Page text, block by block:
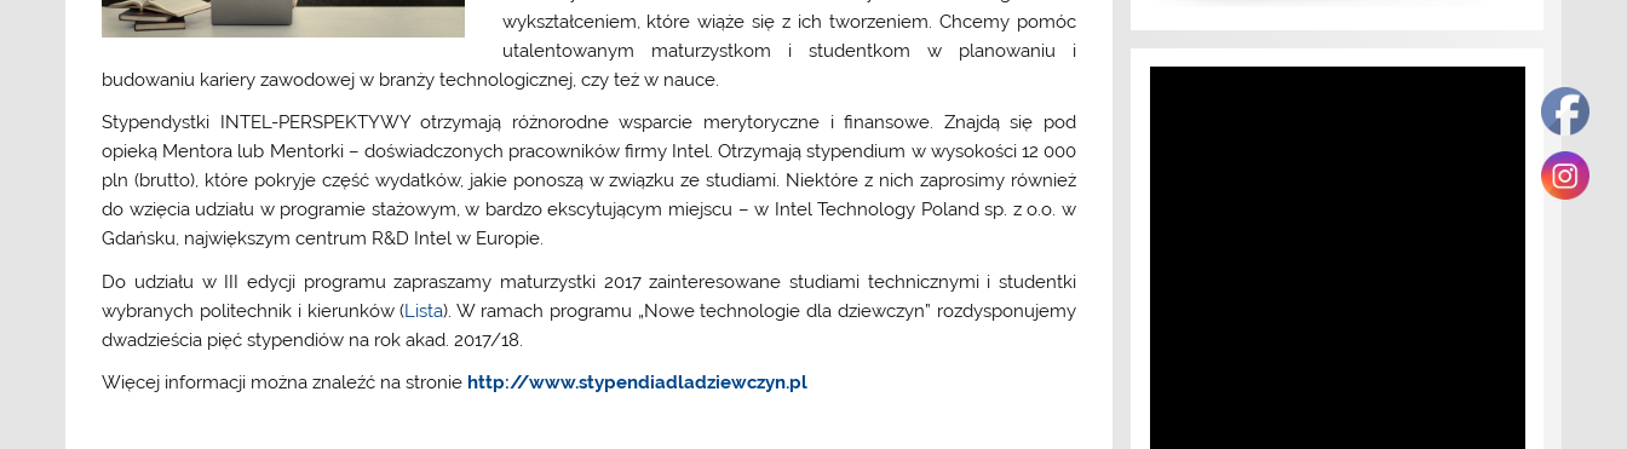
wykształceniem, które wiąże się z ich tworzeniem. Chcemy pomóc
utalentowanym maturzystkom i studentkom w planowaniu i
budowaniu kariery zawodowej w branży technologicznej, czy też w nauce.
Stypendystki INTEL-PERSPEKTYWY otrzymają różnorodne wsparcie merytoryczne i finansowe. Znajdą się pod
opieką Mentora lub Mentorki – doświadczonych pracowników firmy Intel. Otrzymają stypendium w wysokości 12 000
pln (brutto), które pokryje część wydatków, jakie ponoszą w związku ze studiami. Niektóre z nich zaprosimy również
do wzięcia udziału w programie stażowym, w bardzo ekscytującym miejscu – w Intel Technology Poland sp. z o.o. w
Gdańsku, największym centrum R&D Intel w Europie.
Do udziału w III edycji programu zapraszamy maturzystki 2017 zainteresowane studiami technicznymi i studentki
wybranych politechnik i kierunków (Lista). W ramach programu „Nowe technologie dla dziewczyn” rozdysponujemy
dwadzieścia pięć stypendiów na rok akad. 2017/18.
Więcej informacji można znaleźć na stronie http://www.stypendiadladziewczyn.pl